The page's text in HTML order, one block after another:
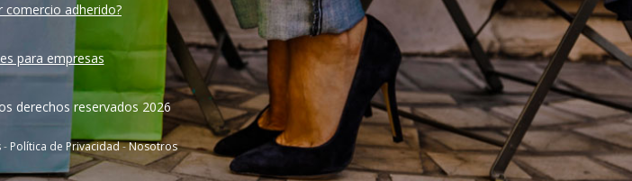
comercio adherido?
para empresas
derechos reservados 2026
- Política de Privacidad-Nosotros